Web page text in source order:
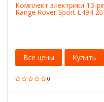
Комплект электрики 13-
Range Rover Sport L494
0
Все цены Купить